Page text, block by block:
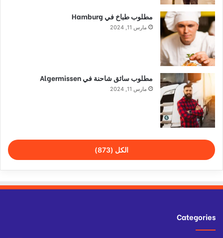
مطلوب طباخ في Hamburg
مارس 11, 2024
مطلوب سائق شاحنة في Algermissen
مارس 11, 2024
الكل (873)
Categories